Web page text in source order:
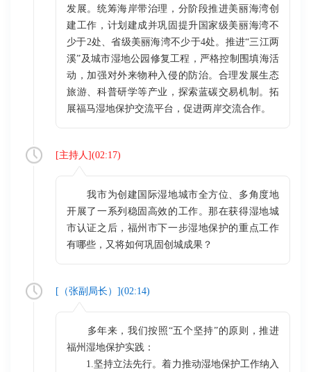
发展。统筹海岸带治理，分阶段推进美丽海湾创
建工作，计划建成并巩固提升国家级美丽海湾不
少于2处、省级美丽海湾不少于4处。推进“三江两
溪”及城市湿地公园修复工程，严格控制围填海活
动，加强对外来物种入侵的防治。合理发展生态
旅游、科普研学等产业，探索蓝碳交易机制。拓
展福马湿地保护交流平台，促进两岸交流合作。
[主持人](02:17)
我市为创建国际湿地城市全方位、多角度地
开展了一系列稳固高效的工作。那在获得湿地城
市认证之后，福州市下一步湿地保护的重点工作
有哪些，又将如何巩固创城成果？
[（张副局长 ）](02:14)
多年来，我们按照“五个坚持”的原则，推进
福州湿地保护实践：
1.坚持立法先行。着力推动湿地保护工作纳入